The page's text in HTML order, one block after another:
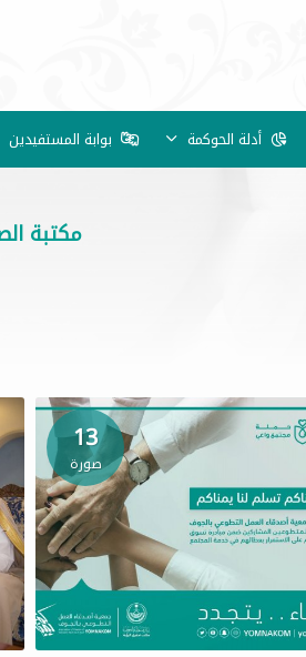
أدلة الحوكمة بوابة المستفيدين
مكتبة
13
صورة